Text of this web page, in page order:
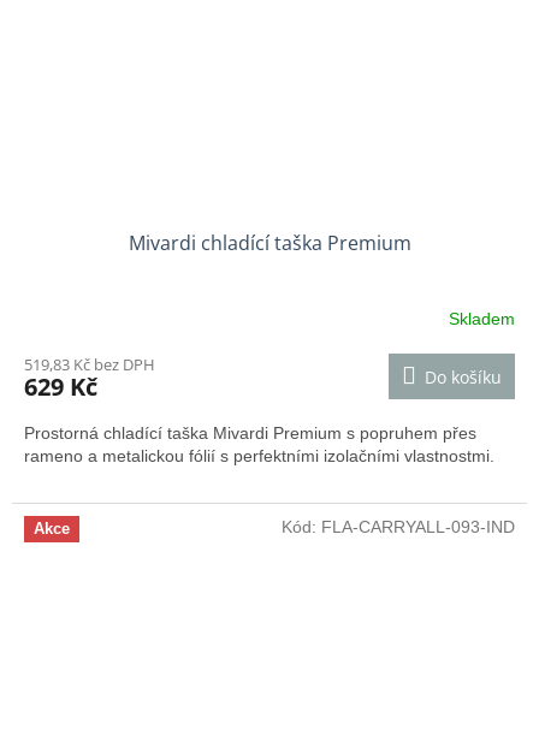
Mivardi chladící taška Premium
Skladem
519,83 Kč bez DPH
629 Kč Do košíku
Prostorná chladící taška Mivardi Premium s popruhem přes
rameno a metalickou fólií s perfektními izolačními vlastnostmi.
Akce Kód: FLA-CARRYALL-093-IND